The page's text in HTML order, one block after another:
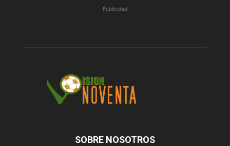
Publicidad
SOBRE NOSOTROS